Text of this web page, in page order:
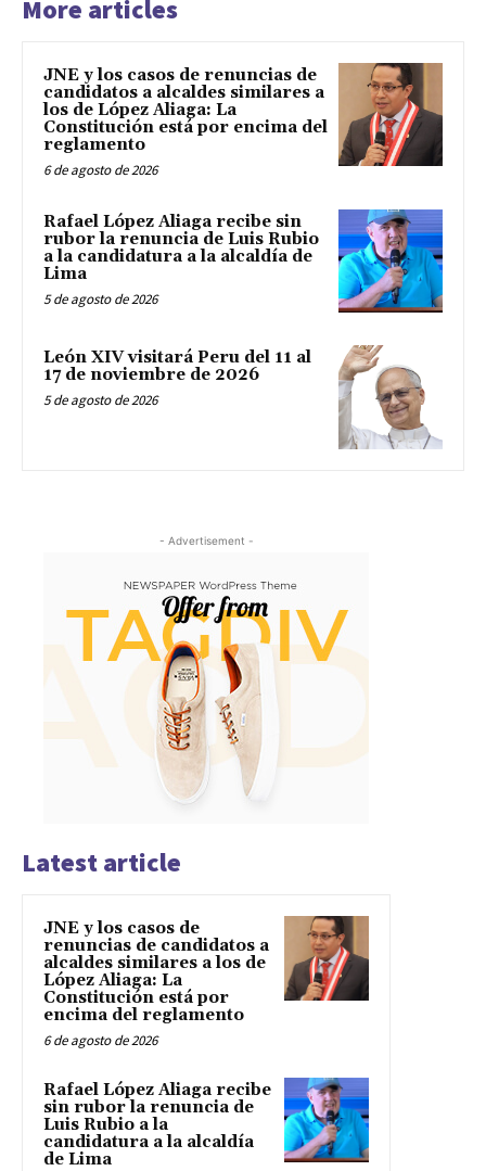
More articles
JNE y los casos de renuncias de
candidatos a alcaldes similares a
los de López Aliaga: La
Constitución está por encima del
reglamento
6 de agosto de 2026
Rafael López Aliaga recibe sin
rubor la renuncia de Luis Rubio
a la candidatura a la alcaldía de
Lima
5 de agosto de 2026
León XIV visitará Peru del 11 al
17 de noviembre de 2026
5 de agosto de 2026
- Advertisement -
Latest article
JNE y los casos de
renuncias de candidatos a
alcaldes similares a los de
López Aliaga: La
Constitución está por
encima del reglamento
6 de agosto de 2026
Rafael López Aliaga recibe
sin rubor la renuncia de
Luis Rubio a la
candidatura a la alcaldía
de Lima